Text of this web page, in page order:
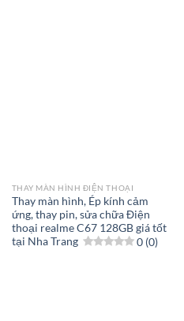
THAY MÀN HÌNH ĐIỆN THOẠI
Thay màn hình, Ép kính cảm
ứng, thay pin, sửa chữa Điện
thoại realme C67 128GB giá tốt
tại Nha Trang
0 (0)